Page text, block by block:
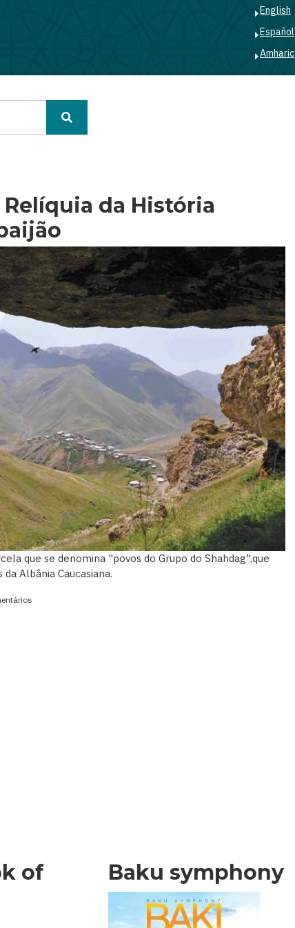
English
Español
Amharic
da História
que se denomina "povos do Grupo do Shahdag",que
Albânia Caucasiana.
of
Baku symphony